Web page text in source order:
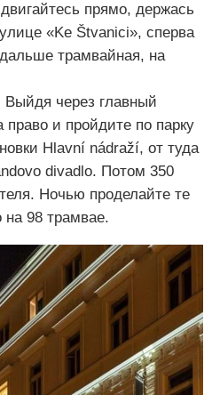
прямо, держась
«Ke Štvanici», сперва
трамвайная, на
Выйдя через главный
право и пройдите по парку
Hlavní nádraží, от туда
divadlo. Потом 350
Ночью проделайте те
на 98 трамвае.